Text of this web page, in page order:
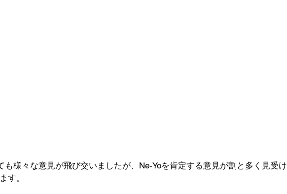
も様々な意見が飛び交いましたが、Ne-Yoを肯定する意見が割と多く見受け
す。